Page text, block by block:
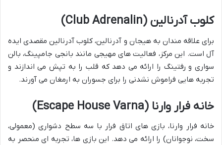
کلوب آدرنالین (Club Adrenalin)
برای علاقه مندان به هیجان و آدرنالین، کلوب آدرنالین مقصدی ایده
آل است. این مرکز، فعالیت های مهیجی مانند بانجی جامپینگ، بالن
سواری و رفتینگ را ارائه می دهد که قلب را به تپش می اندازند و
تجربه هایی فراموش نشدنی را برای جسوران به ارمغان می آورند.
خانه فرار وارنا (Escape House Varna)
خانه فرار وارنا، بازی های اتاق فرار با سه سطح دشواری (معمولی،
سخت، نوجوانان) را ارائه می دهد. این بازی ها، تجربه ای منحصر به